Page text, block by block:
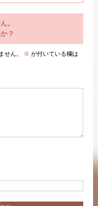
。
？
せん。 ※ が付いている欄は